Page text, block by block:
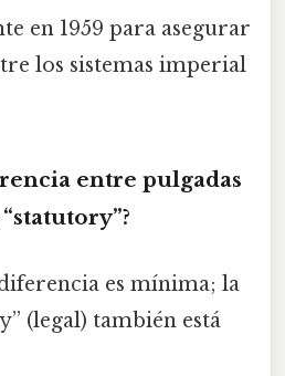
en 1959 para asegurar
los sistemas imperial
entre pulgadas
es mínima; la
(legal) también está